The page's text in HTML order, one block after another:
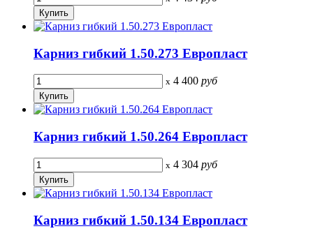
Карниз гибкий 1.50.273 Европласт
x 4 400 руб
Карниз гибкий 1.50.264 Европласт
x 4 304 руб
Карниз гибкий 1.50.134 Европласт